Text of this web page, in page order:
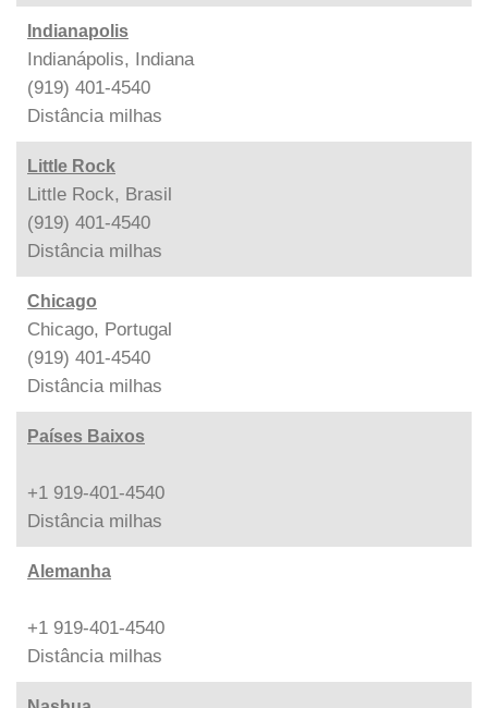
Indianapolis
Indianápolis, Indiana
(919) 401-4540
Distância milhas
Little Rock
Little Rock, Brasil
(919) 401-4540
Distância milhas
Chicago
Chicago, Portugal
(919) 401-4540
Distância milhas
Países Baixos
+1 919-401-4540
Distância milhas
Alemanha
+1 919-401-4540
Distância milhas